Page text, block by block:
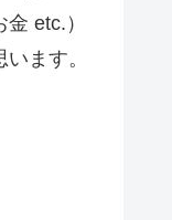
etc.）
ます。